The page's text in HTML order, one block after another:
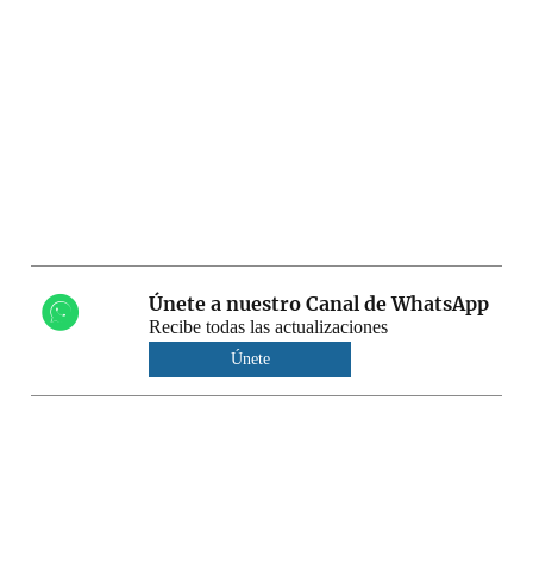
Únete a nuestro Canal de WhatsApp
Recibe todas las actualizaciones
Únete